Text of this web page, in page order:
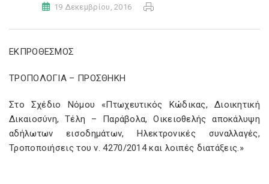
19 Δεκεμβρίου, 2016
ΕΚΠΡΟΘΕΣΜΟΣ
ΤΡΟΠΟΛΟΓΙΑ – ΠΡΟΣΘΗΚΗ
Στο Σχέδιο Νόμου «Πτωχευτικός Κώδικας, Διοικητική
Δικαιοσύνη, Τέλη – Παράβολα, Οικειοθελής αποκάλυψη
αδήλωτων εισοδημάτων, Ηλεκτρονικές συναλλαγές,
Τροποποιήσεις του ν. 4270/2014 και λοιπές διατάξεις.»